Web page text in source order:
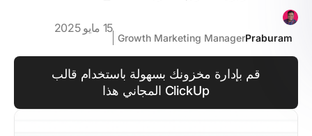
Praburam
Growth Marketing Manager
15 مايو 2025
قم بإدارة مخزونك بسهولة باستخدام قالب
ClickUp المجاني هذا